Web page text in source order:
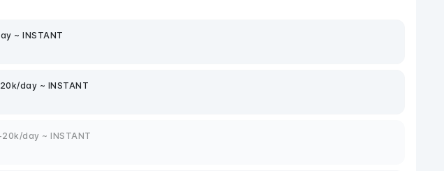
~ INSTANT
day ~ INSTANT
day ~ INSTANT